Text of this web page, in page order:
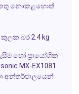
නොකළහොත්
කුලක බර 2.4 kg
හෝ ප්‍රායෝගික
MX-EX1081
අන්තර්ජාලයෙන්